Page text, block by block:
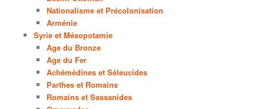
Nationalisme et Précolonisation
Arménie
Syrie et Mésopotamie
Age du Bronze
Age du Fer
Achémédines et Séleucides
Parthes et Romains
Romains et Sassanides